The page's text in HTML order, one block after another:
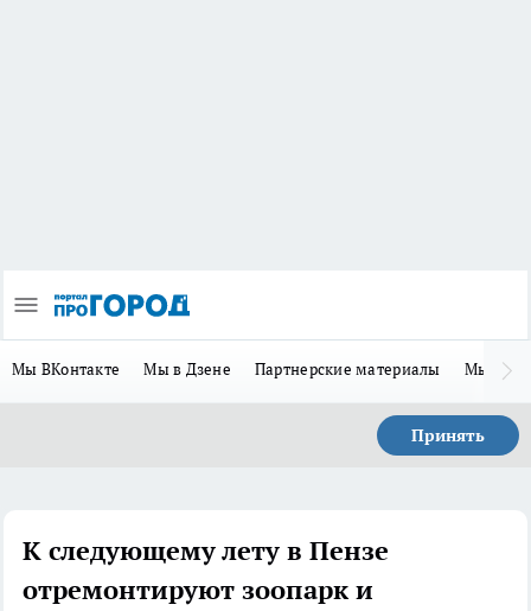
Мы ВКонтакте Мы в Дзене Партнерские материалы Мы в
Принять
К следующему лету в Пензе
отремонтируют зоопарк и